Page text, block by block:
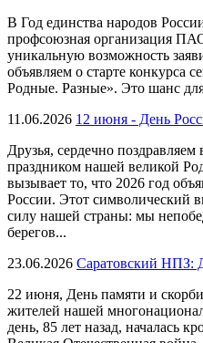
В Год единства народов
профсоюзная организация
уникальную возможность
объявляем о старте конкурса
Родные. Разные». Это шанс
11.06.2026 12 июня - День
Друзья, сердечно
праздником нашей великой
вызывает то, что 2026 год
России. Этот символический
силу нашей страны: мы
берегов...
23.06.2026 Саратовский НПЗ:
22 июня, День памяти и
жителей нашей
день, 85 лет назад, началась